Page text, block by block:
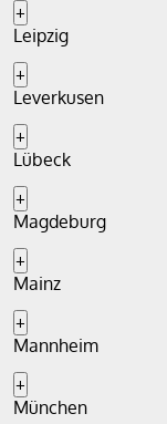
+
Leipzig
+
Leverkusen
+
Lübeck
+
Magdeburg
+
Mainz
+
Mannheim
+
München